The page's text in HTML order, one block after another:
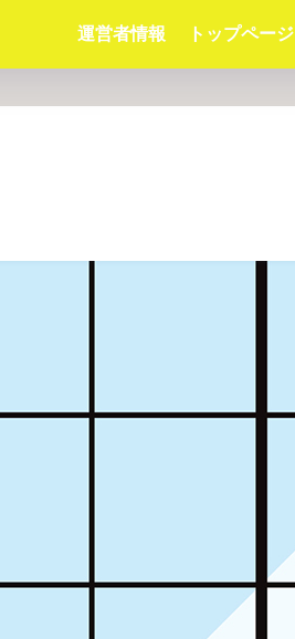
運営者情報 トップページ